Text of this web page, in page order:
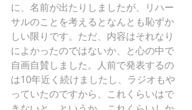
に、名前が出たりしましたが、リハー
サルのことを考えるとなんとも恥ずか
しい限りです。ただ、内容はそれなり
によかったのではないか、と心の中で
自画自賛しました。人前で発表するの
は10年近く続けましたし、ラジオもや
っていたのですから、これくらいはで